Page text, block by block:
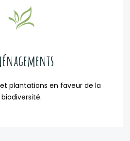
plantations en faveur de la
biodiversité.